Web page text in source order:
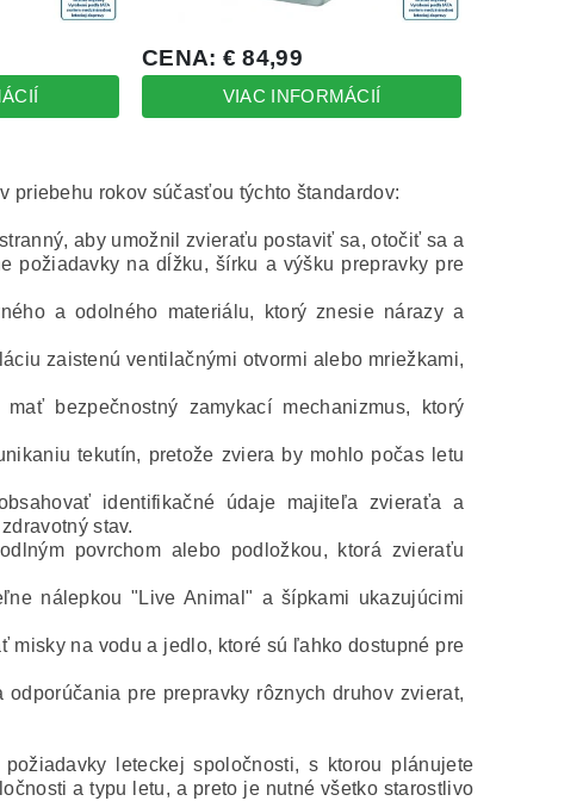
priebehu rokov súčasťou týchto štandardov:
aby umožnil zvieraťu postaviť sa, otočiť sa a
požiadavky na dĺžku, šírku a výšku prepravky pre
a odolného materiálu, ktorý znesie nárazy a
zaistenú ventilačnými otvormi alebo mriežkami,
bezpečnostný zamykací mechanizmus, ktorý
tekutín, pretože zviera by mohlo počas letu
identifikačné údaje majiteľa zvieraťa a
stav.
povrchom alebo podložkou, ktorá zvieraťu
nálepkou "Live Animal" a šípkami ukazujúcimi
misky na vodu a jedlo, ktoré sú ľahko dostupné pre
odporúčania pre prepravky rôznych druhov zvierat,
leteckej spoločnosti, s ktorou plánujete
a typu letu, a preto je nutné všetko starostlivo